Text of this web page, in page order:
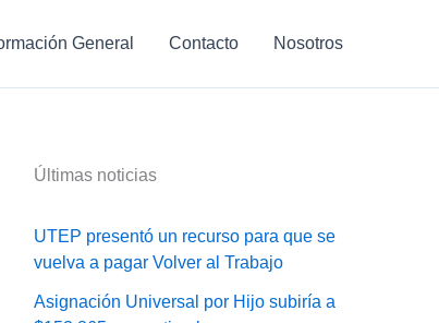
General Contacto Nosotros
Últimas noticias
UTEP presentó un recurso para que se
vuelva a pagar Volver al Trabajo
Asignación Universal por Hijo subiría a